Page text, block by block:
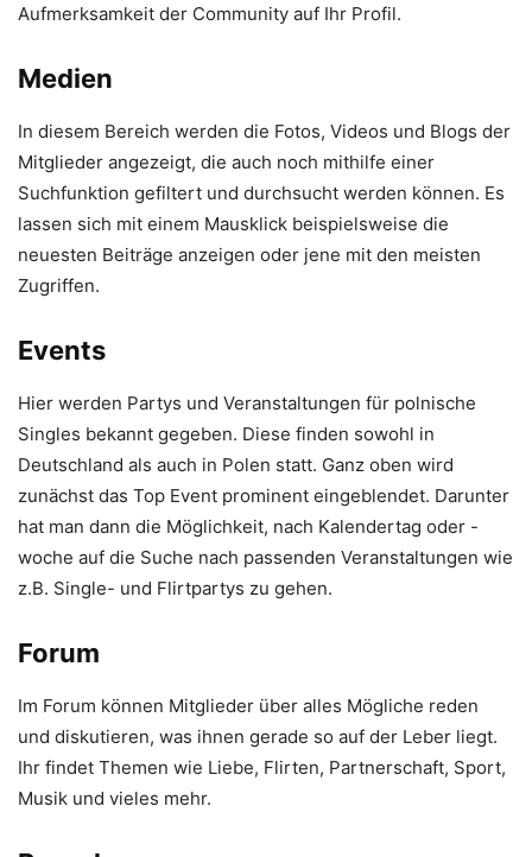
Aufmerksamkeit der Community auf Ihr Profil.
Medien
In diesem Bereich werden die Fotos, Videos und Blogs der
Mitglieder angezeigt, die auch noch mithilfe einer
Suchfunktion gefiltert und durchsucht werden können. Es
lassen sich mit einem Mausklick beispielsweise die
neuesten Beiträge anzeigen oder jene mit den meisten
Zugriffen.
Events
Hier werden Partys und Veranstaltungen für polnische
Singles bekannt gegeben. Diese finden sowohl in
Deutschland als auch in Polen statt. Ganz oben wird
zunächst das Top Event prominent eingeblendet. Darunter
hat man dann die Möglichkeit, nach Kalendertag oder -
woche auf die Suche nach passenden Veranstaltungen wie
z.B. Single- und Flirtpartys zu gehen.
Forum
Im Forum können Mitglieder über alles Mögliche reden
und diskutieren, was ihnen gerade so auf der Leber liegt.
Ihr findet Themen wie Liebe, Flirten, Partnerschaft, Sport,
Musik und vieles mehr.